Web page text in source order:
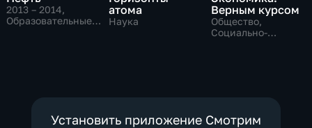
2013 – 2014,
Образовательные,
атома
Наука
Верным курсом
Общество,
Социально-
Установить приложение Смотрим